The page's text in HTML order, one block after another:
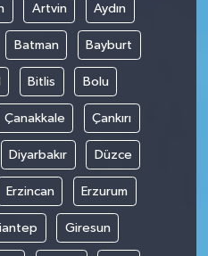
Artvin Aydın
Batman Bayburt
Bitlis Bolu
Çanakkale Çankırı
Diyarbakır Düzce
Erzincan Erzurum
Giresun